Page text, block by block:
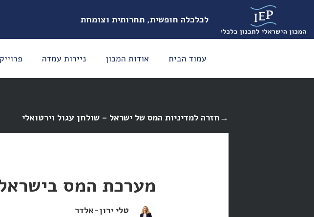
לכלכלה חופשית, תחרותית וצומחת
עמוד הבית אודות המכון ניירות עמדה
חזרה למדיניות המס של ישראל – שולחן עגול וירטואלי→
מערכת המס
טלי ירון-אלדר